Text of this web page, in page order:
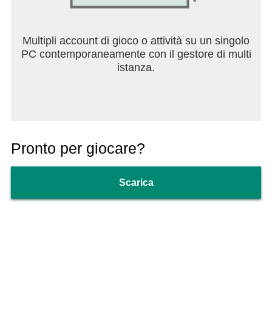
Multipli account di gioco o attività su un singolo
PC contemporaneamente con il gestore di multi
istanza.
Pronto per giocare?
Scarica